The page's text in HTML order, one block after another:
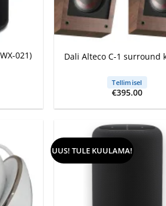
021)
+
Dali Alteco C-1 surround
Tellimisel
€395.00
UUS! TULE KUULAMA!